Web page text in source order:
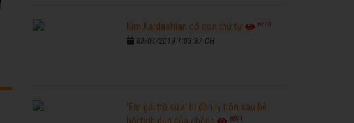
Kim Kardashian có con thứ tư 6270
03/01/2019 1:03:37 CH
'Em gái trà sữa' bị đồn ly hôn sau bê
6591